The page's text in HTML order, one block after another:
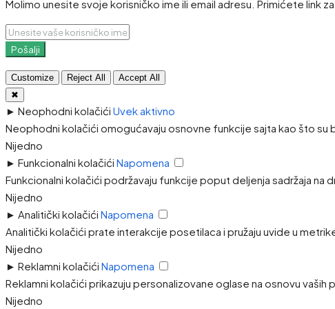
Molimo unesite svoje korisničko ime ili email adresu. Primićete link
Pošalji
Customize Reject All
Accept All
✖
► Neophodni kolačići Uvek aktivno
Neophodni kolačići omogućavaju osnovne funkcije sajta kao što
Nijedno
► Funkcionalni kolačići Napomena
Funkcionalni kolačići podržavaju funkcije poput deljenja sadržaja na
Nijedno
► Analitički kolačići Napomena
Analitički kolačići prate interakcije posetilaca i pružaju uvide u
Nijedno
► Reklamni kolačići Napomena
Reklamni kolačići prikazuju personalizovane oglase na osnovu
Nijedno